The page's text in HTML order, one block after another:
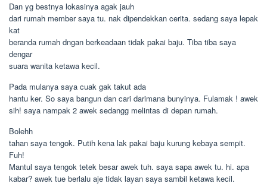
Dan yg bestnya lokasinya agak jauh
dari rumah member saya tu. nak dipendekkan cerita. sedang saya lepak
kat
beranda rumah dngan berkeadaan tidak pakai baju. Tiba tiba saya
dengar
suara wanita ketawa kecil.
Pada mulanya saya cuak gak takut ada
hantu ker. So saya bangun dan cari darimana bunyinya. Fulamak ! awek
sih! saya nampak 2 awek sedangg melintas di depan rumah.
Bolehh
tahan saya tengok. Putih kena lak pakai baju kurung kebaya sempit.
Fuh!
Mantul saya tengok tetek besar awek tuh. saya sapa awek tu. hi. apa
kabar? awek tue berlalu aje tidak layan saya sambil ketawa kecil.